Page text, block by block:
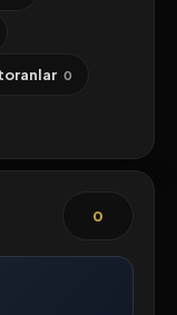
0
0